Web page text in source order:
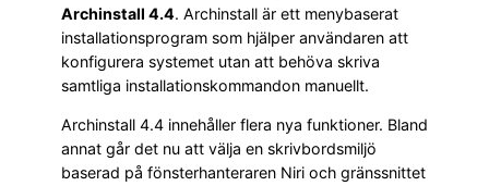
Archinstall 4.4. Archinstall är ett menybaserat
installationsprogram som hjälper användaren att
konfigurera systemet utan att behöva skriva
samtliga installationskommandon manuellt.
Archinstall 4.4 innehåller flera nya funktioner. Bland
annat går det nu att välja en skrivbordsmiljö
baserad på fönsterhanteraren Niri och gränssnittet